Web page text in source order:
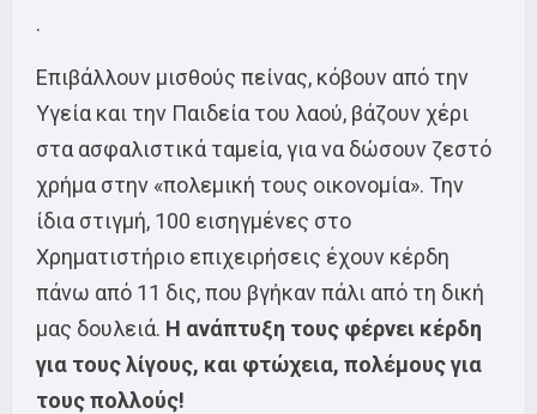
.
Επιβάλλουν μισθούς πείνας, κόβουν από την
Υγεία και την Παιδεία του λαού, βάζουν χέρι
στα ασφαλιστικά ταμεία, για να δώσουν ζεστό
χρήμα στην «πολεμική τους οικονομία». Την
ίδια στιγμή, 100 εισηγμένες στο
Χρηματιστήριο επιχειρήσεις έχουν κέρδη
πάνω από 11 δις, που βγήκαν πάλι από τη δική
μας δουλειά. Η ανάπτυξη τους φέρνει κέρδη
για τους λίγους, και φτώχεια, πολέμους για
τους πολλούς!